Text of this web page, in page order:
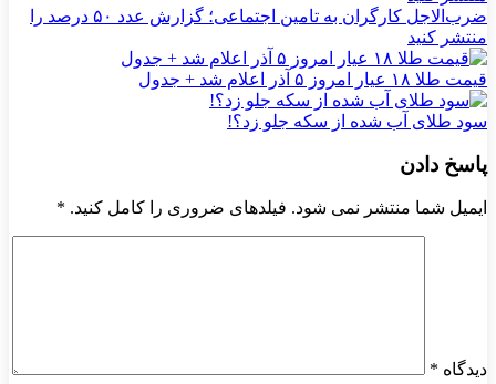
ضرب‌الاجل کارگران به تامین اجتماعی؛ گزارش عدد ۵۰ درصد را
منتشر کنید
قیمت طلا ۱۸ عیار امروز ۵ آذر اعلام شد + جدول
سود طلای آب شده از سکه جلو زد؟!
پاسخ دادن
ایمیل شما منتشر نمی شود. فیلدهای ضروری را کامل کنید. *
دیدگاه *